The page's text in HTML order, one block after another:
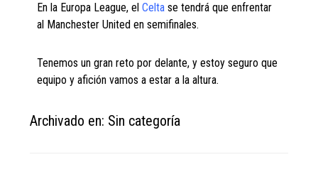
En la Europa League, elCelta se tendrá que enfrentar
al Manchester United en semifinales.
Tenemos un gran reto por delante, y estoy seguro que
equipo y afición vamos a estar a la altura.
Archivado en: Sin categoría